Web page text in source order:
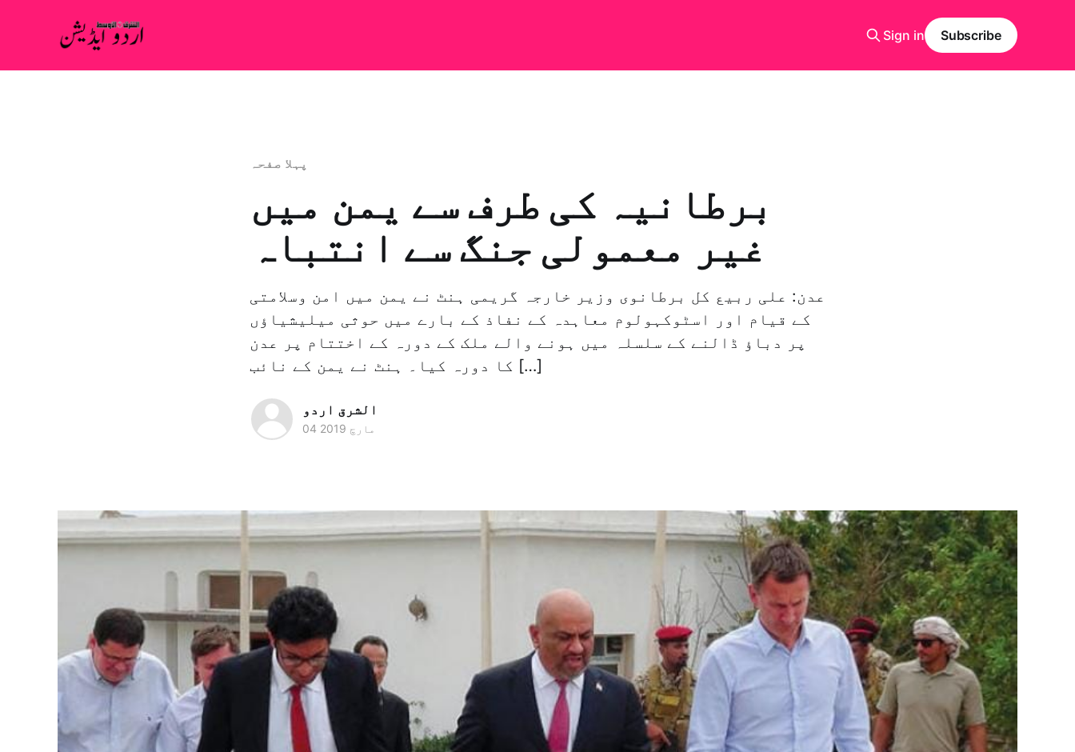
Sign in Subscribe
پہلا صفحہ
برطانیہ کی طرف سے یمن میں
غیر معمولی جنگ سے انتباہ
عدن: علی ربیع کل برطانوی وزیر خارجہ گریمی ہنٹ نے یمن میں امن وسلامتی
کے قیام اور اسٹوکہولوم معاہدہ کے نفاذ کے بارے میں حوثی میلیشیاؤں
پر دباؤ ڈالنے کے سلسلہ میں ہونے والے ملک کے دورہ کے اختتام پر عدن
کا دورہ کیا۔ ہنٹ نے یمن کے نائب […]
الشرق اردو
04 مارچ 2019